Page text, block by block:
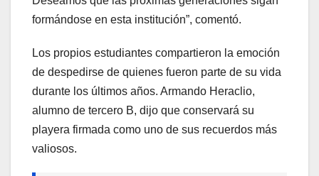
formándose en esta institución”, comentó.
Los propios estudiantes compartieron la emoción
de despedirse de quienes fueron parte de su vida
durante los últimos años. Armando Heraclio,
alumno de tercero B, dijo que conservará su
playera firmada como uno de sus recuerdos más
valiosos.